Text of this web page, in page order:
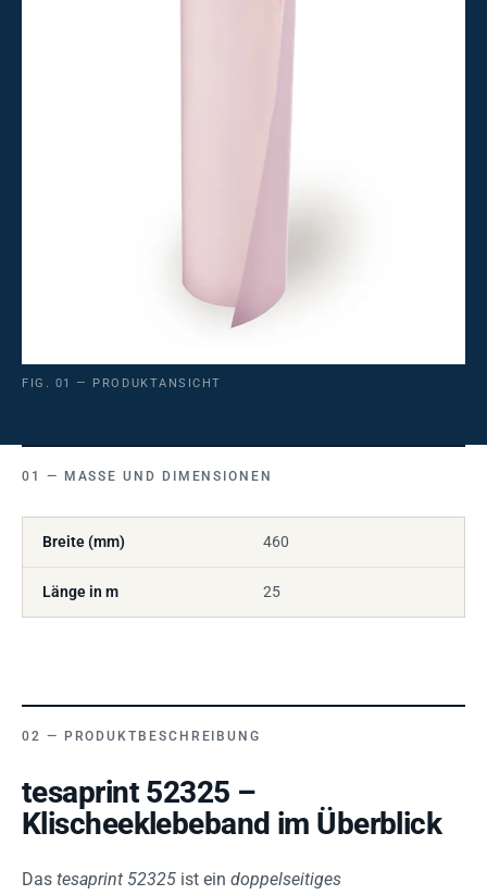
FIG. 01 — PRODUKTANSICHT
MASSE UND DIMENSIONEN
Breite (mm) 460
Länge in m 25
PRODUKTBESCHREIBUNG
tesaprint 52325 –
Klischeeklebeband im Überblick
Das tesaprint 52325 ist ein doppelseitiges